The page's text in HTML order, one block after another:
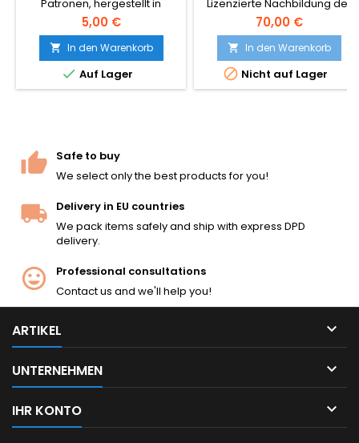
Patronen, hergestellt in
Ungarn - die besten auf dem
Airsoft-Markt. Mehr Schüsse
pro Patrone als billige
chinesische Importe,
konstanter Druck, keine Lecks.
Packung mit 5 Stück, passend
5,00 €
 In den Warenkorb
 Auf Lager
Lizenzierte Nachbildung der
Baby Desert Eagle mit
Original-Logos und -
Markierungen.
70,00 €
 In den Warenkorb
 Nicht auf Lager
Safe to buy
We select only the best products for you!
Delivery in EU countries
We pack items safely and ship with express DPD
delivery.
Professional consultations
Contact us and we'll help you!
ARTIKEL 
UNTERNEHMEN 
IHR KONTO 